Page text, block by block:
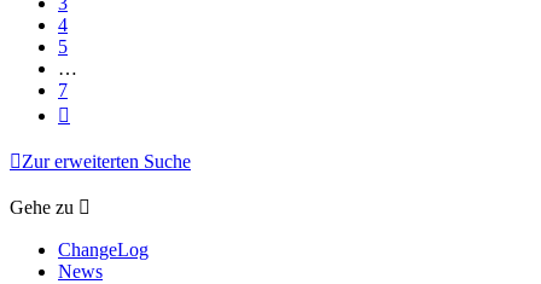
4
5
…
7
Zur erweiterten Suche
Gehe zu
ChangeLog
News